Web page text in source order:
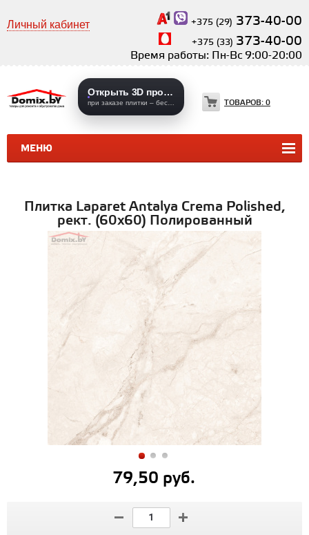
Личный кабинет +375 (29) 373-40-00
+375 (33) 373-40-00
Время работы: Пн-Вс 9:00-20:00
МЕНЮ
Открыть 3D проекты
ТОВАРОВ: 0
КЕРАМИЧЕСКАЯ ПЛИТКА
Плитка Laparet Antalya Crema Polished,
рект. (60х60) Полированный
79,50 руб.